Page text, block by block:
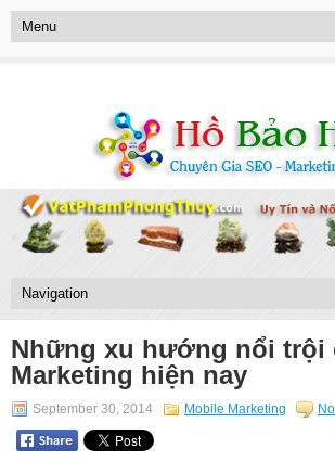
Những xu hướng nổi trội
Marketing hiện nay
September 30, 2014 Mobile Marketing